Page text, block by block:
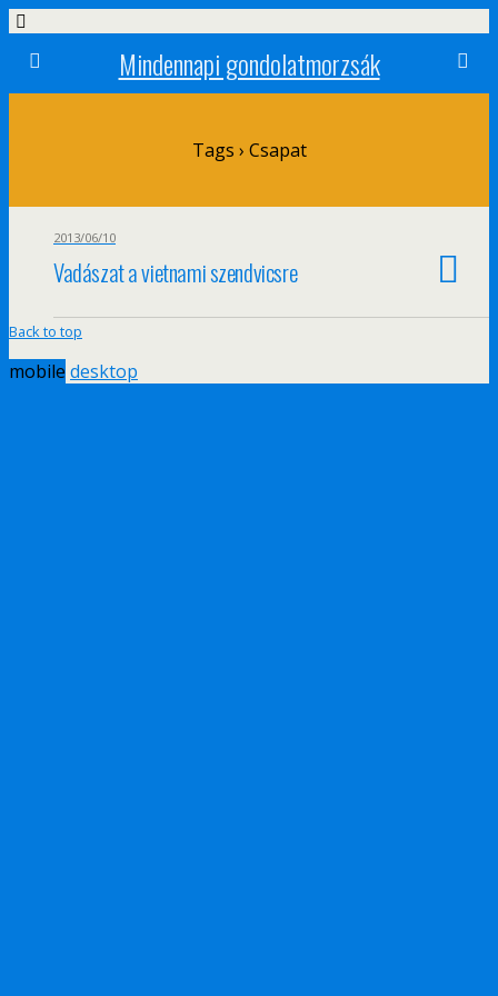
Mindennapi gondolatmorzsák
Tags › Csapat
2013/06/10
Vadászat a vietnami szendvicsre
Back to top
mobile desktop